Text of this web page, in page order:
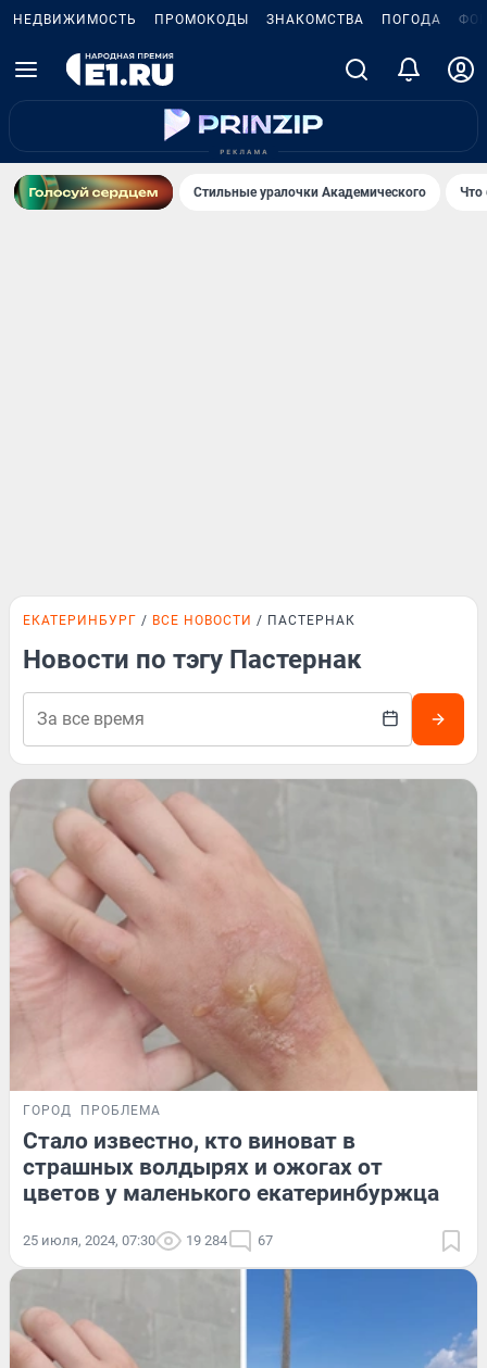
НЕДВИЖИМОСТЬ ПРОМОКОДЫ ЗНАКОМСТВА ПОГОДА
Стильные уралочки Академического Что
ЕКАТЕРИНБУРГ ВСЕ НОВОСТИ ПАСТЕРНАК
Новости по тэгу Пастернак
ГОРОД ПРОБЛЕМА
Стало известно, кто виноват в
страшных волдырях и ожогах от
цветов у маленького екатеринбуржца
25 июля, 2024, 07:30 19 284 67